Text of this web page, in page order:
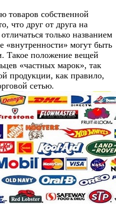
товаров собственной
что друг от друга на
только названием
«внутренности» могут быть
Такое положение вещей
«частных марок», так
продукции, как правило,
сетью.